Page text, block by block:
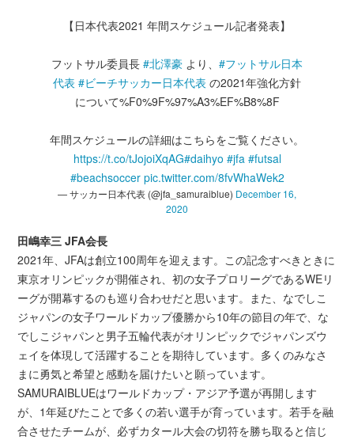
【日本代表2021 年間スケジュール記者発表】
フットサル委員長 #北澤豪 より、 #フットサル日本
代表 #ビーチサッカー日本代表 の2021年強化方針
について%F0%9F%97%A3%EF%B8%8F
年間スケジュールの詳細はこちらをご覧ください。
https://t.co/tJojoiXqAG#daihyo #jfa #futsal
#beachsoccer pic.twitter.com/8fvWhaWek2
— サッカー日本代表 (@jfa_samuraiblue) December 16,
2020
田嶋幸三 JFA会長
2021年、JFAは創立100周年を迎えます。この記念すべきときに
東京オリンピックが開催され、初の女子プロリーグであるWEリ
ーグが開幕するのも巡り合わせだと思います。また、なでしこ
ジャパンの女子ワールドカップ優勝から10年の節目の年で、な
でしこジャパンと男子五輪代表がオリンピックでジャパンズウ
ェイを体現して活躍することを期待しています。多くのみなさ
まに勇気と希望と感動を届けたいと願っています。
SAMURAIBLUEはワールドカップ・アジア予選が再開します
が、1年延びたことで多くの若い選手が育っています。若手を融
合させたチームが、必ずカタール大会の切符を勝ち取ると信じ